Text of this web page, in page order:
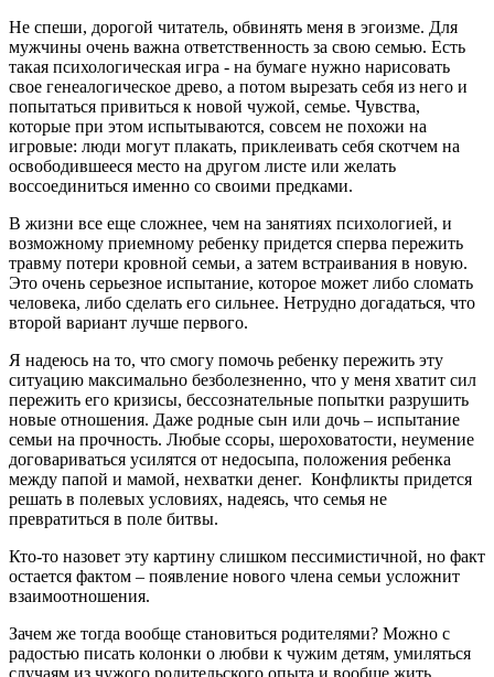
Не спеши, дорогой читатель, обвинять меня в эгоизме. Для
мужчины очень важна ответственность за свою семью. Есть
такая психологическая игра - на бумаге нужно нарисовать
свое генеалогическое древо, а потом вырезать себя из него и
попытаться привиться к новой чужой, семье. Чувства,
которые при этом испытываются, совсем не похожи на
игровые: люди могут плакать, приклеивать себя скотчем на
освободившееся место на другом листе или желать
воссоединиться именно со своими предками.
В жизни все еще сложнее, чем на занятиях психологией, и
возможному приемному ребенку придется сперва пережить
травму потери кровной семьи, а затем встраивания в новую.
Это очень серьезное испытание, которое может либо сломать
человека, либо сделать его сильнее. Нетрудно догадаться, что
второй вариант лучше первого.
Я надеюсь на то, что смогу помочь ребенку пережить эту
ситуацию максимально безболезненно, что у меня хватит сил
пережить его кризисы, бессознательные попытки разрушить
новые отношения. Даже родные сын или дочь – испытание
семьи на прочность. Любые ссоры, шероховатости, неумение
договариваться усилятся от недосыпа, положения ребенка
между папой и мамой, нехватки денег. Конфликты придется
решать в полевых условиях, надеясь, что семья не
превратиться в поле битвы.
Кто-то назовет эту картину слишком пессимистичной, но факт
остается фактом – появление нового члена семьи усложнит
взаимоотношения.
Зачем же тогда вообще становиться родителями? Можно с
радостью писать колонки о любви к чужим детям, умиляться
случаям из чужого родительского опыта и вообще жить